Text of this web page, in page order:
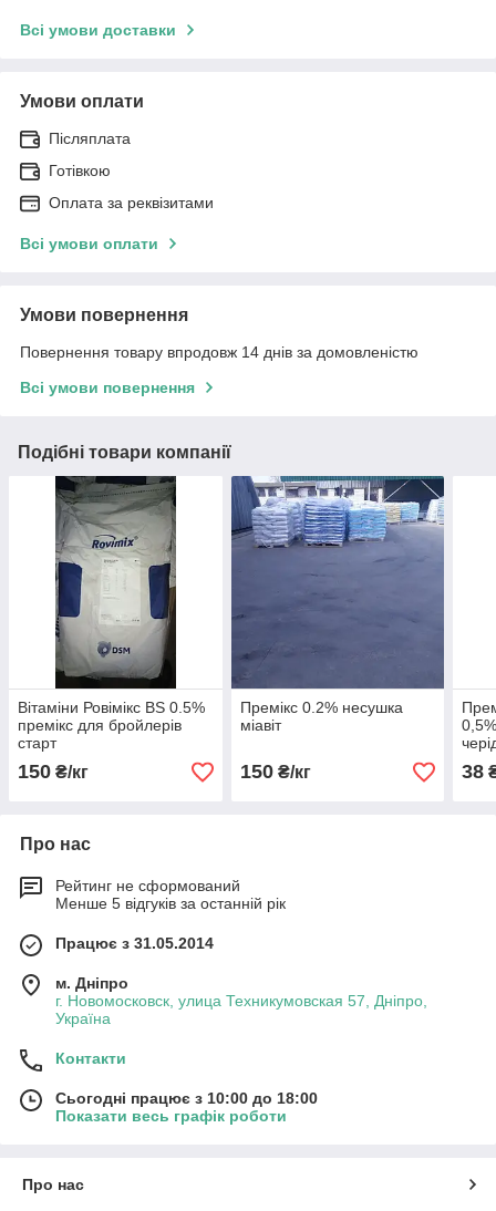
Всі умови доставки
Умови оплати
Післяплата
Готівкою
Оплата за реквізитами
Всі умови оплати
Умови повернення
Повернення товару впродовж 14 днів за домовленістю
Всі умови повернення
Подібні товари компанії
Вітаміни Ровімікс BS 0.5%
премікс для бройлерів
старт
150 ₴/кг
Премікс 0.2% несушка
міавіт
150₴/кг 38
Про нас
Рейтинг не сформований
Менше 5 відгуків за останній рік
Працює з 31.05.2014
м. Дніпро
г. Новомосковск, улица Техникумовская 57, Дніпро,
Україна
Контакти
Сьогодні працює з 10:00 до 18:00
Показати весь графік роботи
Про нас